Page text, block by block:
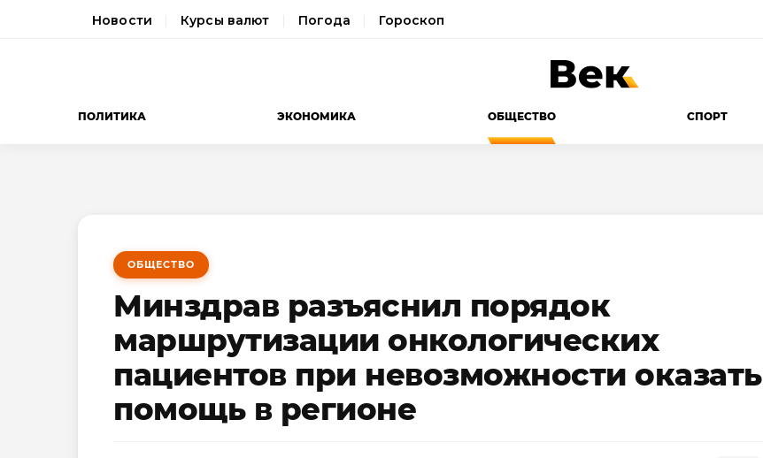
Новости Курсы валют Погода Гороскоп
ПОЛИТИКА ЭКОНОМИКА ОБЩЕСТВО СПОРТ
ОБЩЕСТВО
Минздрав разъяснил порядок
маршрутизации онкологических
пациентов при невозможности оказать
помощь в регионе